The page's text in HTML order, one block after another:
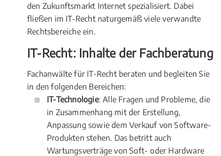
den Zukunftsmarkt Internet spezialisiert. Dabei
fließen im IT-Recht naturgemäß viele verwandte
Rechtsbereiche ein.
IT-Recht: Inhalte der Fachberatung
Fachanwälte für IT-Recht beraten und begleiten Sie
in den folgenden Bereichen:
IT-Technologie: Alle Fragen und Probleme, die
in Zusammenhang mit der Erstellung,
Anpassung sowie dem Verkauf von Software-
Produkten stehen. Das betritt auch
Wartungsverträge von Soft- oder Hardware